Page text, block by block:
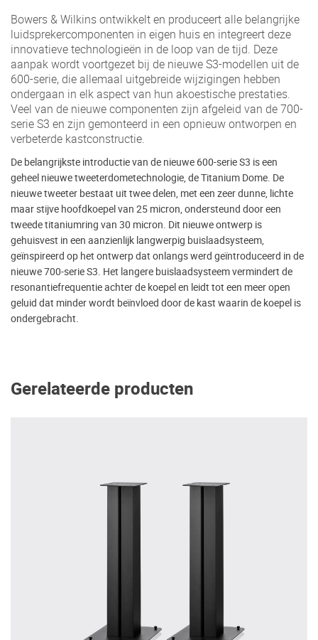
Bowers & Wilkins ontwikkelt en produceert alle belangrijke
luidsprekercomponenten in eigen huis en integreert deze
innovatieve technologieën in de loop van de tijd. Deze
aanpak wordt voortgezet bij de nieuwe S3-modellen uit de
600-serie, die allemaal uitgebreide wijzigingen hebben
ondergaan in elk aspect van hun akoestische prestaties.
Veel van de nieuwe componenten zijn afgeleid van de 700-
serie S3 en zijn gemonteerd in een opnieuw ontworpen en
verbeterde kastconstructie.
De belangrijkste introductie van de nieuwe 600-serie S3 is een
geheel nieuwe tweeterdometechnologie, de Titanium Dome. De
nieuwe tweeter bestaat uit twee delen, met een zeer dunne, lichte
maar stijve hoofdkoepel van 25 micron, ondersteund door een
tweede titaniumring van 30 micron. Dit nieuwe ontwerp is
gehuisvest in een aanzienlijk langwerpig buislaadsysteem,
geïnspireerd op het ontwerp dat onlangs werd geïntroduceerd in de
nieuwe 700-serie S3. Het langere buislaadsysteem vermindert de
resonantiefrequentie achter de koepel en leidt tot een meer open
geluid dat minder wordt beïnvloed door de kast waarin de koepel is
ondergebracht.
Gerelateerde producten